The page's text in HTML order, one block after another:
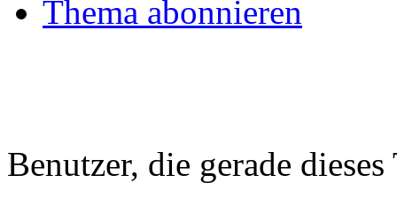
Thema abonnieren
Benutzer, die gerade